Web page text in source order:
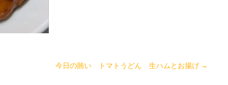
今日の賄い トマトうどん 生ハムとお揚げ →